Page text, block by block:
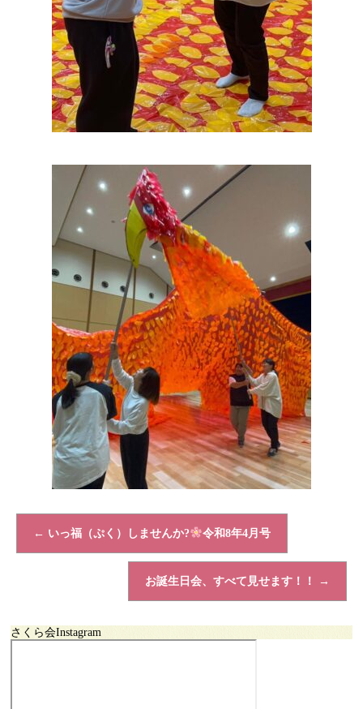
← いっ福（ぷく）しませんか? 令和8年4月号
お誕生日会、すべて見せます！！ →
さくら会Instagram